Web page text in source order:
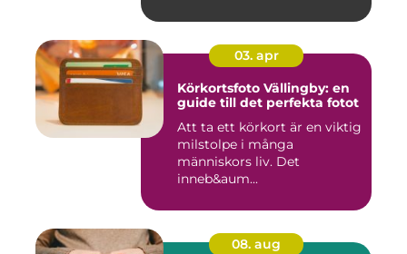
03. apr
Körkortsfoto Vällingby: en
guide till det perfekta fotot
Att ta ett körkort är en viktig
milstolpe i många
människors liv. Det
inneb&aum...
08. aug